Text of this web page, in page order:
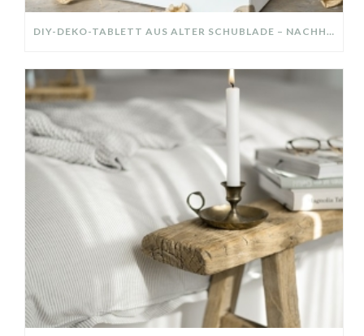
DIY-DEKO-TABLETT AUS ALTER SCHUBLADE – NACHHALTIGE HERBSTDEKO SELBER MACHEN!